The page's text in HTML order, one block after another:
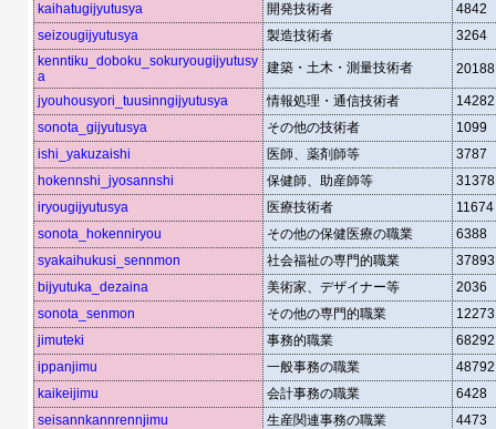
kaihatugijyutusya
開発技術者
4842
seizougijyutusya
製造技術者
3264
kenntiku_doboku_sokuryougijyutusy
a
建築・土木・測量技術者 20188
jyouhousyori_tuusinngijyutusya 情報処理・通信技術者
14282
sonota_gijyutusya
その他の技術者
1099
ishi_yakuzaishi
医師、薬剤師等
3787
hokennshi_jyosannshi
保健師、助産師等
31378
iryougijyutusya
医療技術者
11674
sonota_hokenniryou
その他の保健医療の職業
6388
syakaihukusi_sennmon
社会福祉の専門的職業
37893
bijyutuka_dezaina
美術家、デザイナー等
2036
sonota_senmon
その他の専門的職業
12273
jimuteki
事務的職業
68292
ippanjimu
一般事務の職業
48792
kaikeijimu
会計事務の職業
6428
seisannkannrennjimu
生産関連事務の職業
4473